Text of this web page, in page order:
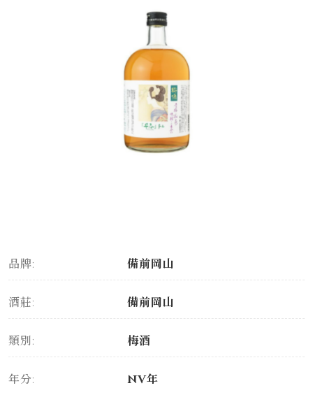
品牌: 備前岡山
酒莊: 備前岡山
類別: 梅酒
年分: NV年